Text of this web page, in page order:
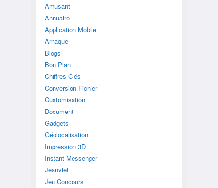
Amusant
Annuaire
Application Mobile
Arnaque
Blogs
Bon Plan
Chiffres Clés
Conversion Fichier
Customisation
Document
Gadgets
Géolocalisation
Impression 3D
Instant Messenger
Jeanviet
Jeu Concours